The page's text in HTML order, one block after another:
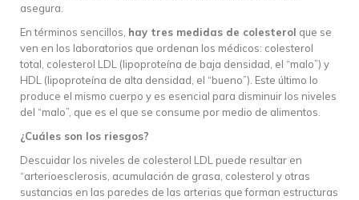
asegura.
En términos sencillos, hay tres medidas de colesterol que se
ven en los laboratorios que ordenan los médicos: colesterol
total, colesterol LDL (lipoproteína de baja densidad, el “malo”) y
HDL (lipoproteína de alta densidad, el “bueno”). Este último lo
produce el mismo cuerpo y es esencial para disminuir los niveles
del “malo”, que es el que se consume por medio de alimentos.
¿Cuáles son los riesgos?
Descuidar los niveles de colesterol LDL puede resultar en
“arterioesclerosis, acumulación de grasa, colesterol y otras
sustancias en las paredes de las arterias que forman estructuras